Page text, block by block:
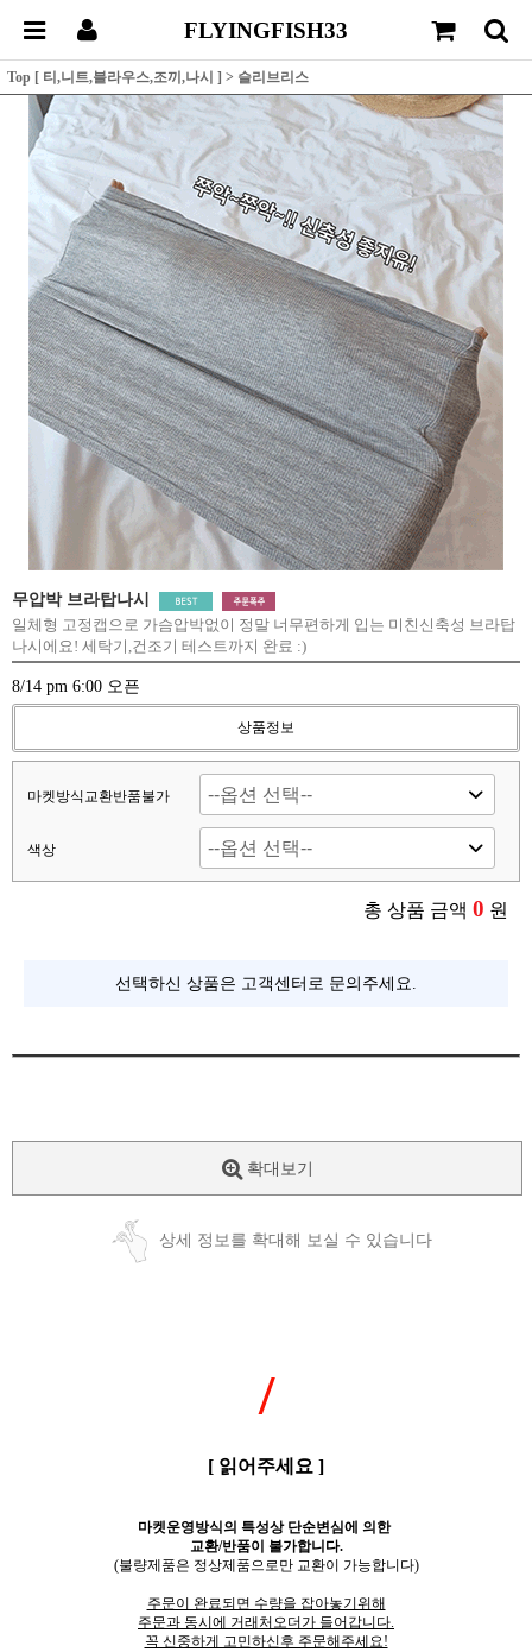
FLYINGFISH33
Top [ 티,니트,블라우스,조끼,나시 ] > 슬리브리스
무압박 브라탑나시
일체형 고정캡으로 가슴압박없이 정말 너무편하게 입는 미친신축성 브라탑
나시에요! 세탁기,건조기 테스트까지 완료 :)
8/14 pm 6:00 오픈
상품정보
마켓방식교환반품불가
색상
총 상품 금액 0 원
선택하신 상품은 고객센터로 문의주세요.
확대보기
상세 정보를 확대해 보실 수 있습니다
/
[ 읽어주세요 ]
마켓운영방식의 특성상 단순변심에 의한
교환/반품이 불가합니다.
(불량제품은 정상제품으로만 교환이 가능합니다)
주문이 완료되면 수량을 잡아놓기위해
주문과 동시에 거래처오더가 들어갑니다.
꼭 신중하게 고민하신후 주문해주세요!